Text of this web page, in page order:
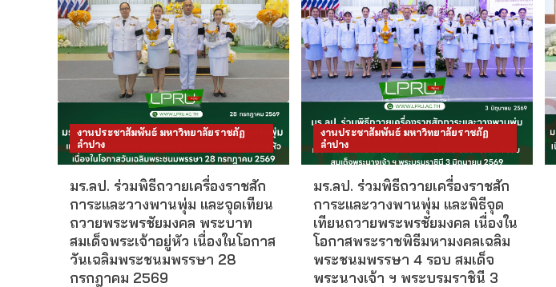
งานประชาสัมพันธ์ มหาวิทยาลัยราชภัฏ
ลำปาง
มร.ลป. ร่วมพิธีถวายเครื่องราชสัก
การะและวางพานพุ่ม และจุดเทียน
ถวายพระพรชัยมงคล พระบาท
สมเด็จพระเจ้าอยู่หัว เนื่องในโอกาส
วันเฉลิมพระชนมพรรษา 28
กรกฎาคม 2569
งานประชาสัมพันธ์ มหาวิทยาลัยราชภัฏ
ลำปาง
มร.ลป. ร่วมพิธีถวายเครื่องราชสัก
การะและวางพานพุ่ม และพิธีจุด
เทียนถวายพระพรชัยมงคล เนื่องใน
โอกาสพระราชพิธีมหามงคลเฉลิม
พระชนมพรรษา 4 รอบ สมเด็จ
พระนางเจ้า ฯ พระบรมราชินี 3